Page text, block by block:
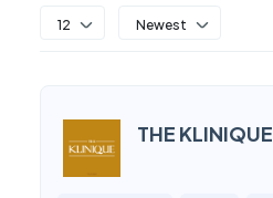
12 Newest
THE KLINIQUE